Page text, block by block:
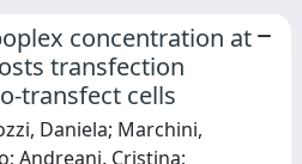
concentration at
transfection
transfect cells
Daniela; Marchini,
Andreani, Cristina;